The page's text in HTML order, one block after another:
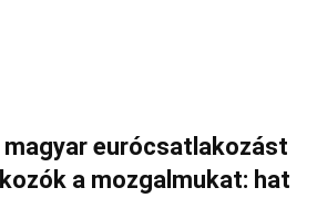
eurócsatlakozást
a mozgalmukat: hat